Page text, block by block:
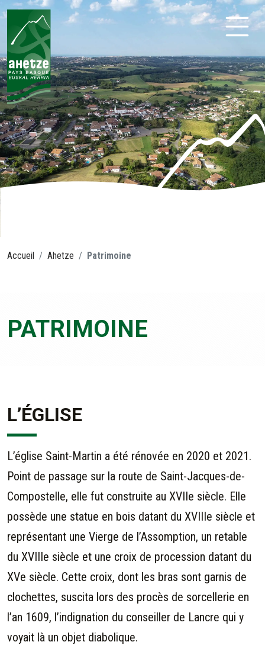
Aller
contenu
Ahetze
Accueil Ahetze Patrimoine
PATRIMOINE
L’ÉGLISE
L’église Saint-Martin a été rénovée en 2020 et 2021.
Point de passage sur la route de Saint-Jacques-de-
Compostelle, elle fut construite au XVIIe siècle. Elle
possède une statue en bois datant du XVIIIe siècle et
représentant une Vierge de l’Assomption, un retable
du XVIIIe siècle et une croix de procession datant du
XVe siècle. Cette croix, dont les bras sont garnis de
clochettes, suscita lors des procès de sorcellerie en
l’an 1609, l’indignation du conseiller de Lancre qui y
voyait là un objet diabolique.